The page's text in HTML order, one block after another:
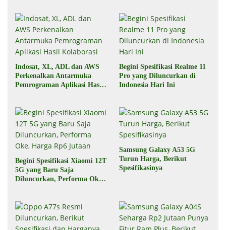
Indosat, XL, ADL dan AWS
Perkenalkan Antarmuka
Pemrograman Aplikasi Hasil
Begini Spesifikasi Realme 11
Pro yang Diluncurkan di
Indonesia Hari Ini
Begini Spesifikasi Xiaomi 12T
5G yang Baru Saja
Diluncurkan, Performa Oke,
Samsung Galaxy A53 5G
Turun Harga, Berikut
Spesifikasinya